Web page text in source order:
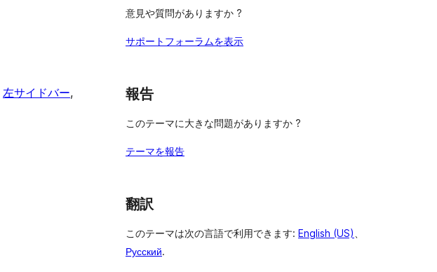
左サイドバー
意見や質問がありますか ?
サポートフォーラムを表示
報告
このテーマに大きな問題がありますか ?
テーマを報告
翻訳
このテーマは次の言語で利用できます: English (US)
Русский.